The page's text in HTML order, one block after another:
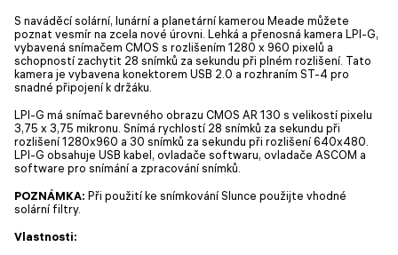
S naváděcí solární, lunární a planetární kamerou Meade můžete
poznat vesmír na zcela nové úrovni. Lehká a přenosná kamera LPI-G,
vybavená snímačem CMOS s rozlišením 1280 x 960 pixelů a
schopností zachytit 28 snímků za sekundu při plném rozlišení. Tato
kamera je vybavena konektorem USB 2.0 a rozhraním ST-4 pro
snadné připojení k držáku.
LPI-G má snímač barevného obrazu CMOS AR 130 s velikostí pixelu
3,75 x 3,75 mikronu. Snímá rychlostí 28 snímků za sekundu při
rozlišení 1280x960 a 30 snímků za sekundu při rozlišení 640x480.
LPI-G obsahuje USB kabel, ovladače softwaru, ovladače ASCOM a
software pro snímání a zpracování snímků.
POZNÁMKA: Při použití ke snímkování Slunce použijte vhodné
solární filtry.
Vlastnosti: